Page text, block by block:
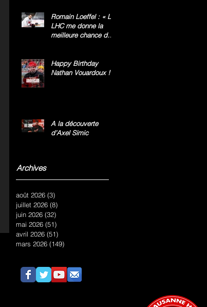
Romain Loeffel : « Le
LHC me donne la
meilleure chance de
Happy Birthday
Nathan Vouardoux !
A la découverte
d’Axel Simic
Archives
août 2026 (3)
juillet 2026 (8)
juin 2026 (32)
mai 2026 (51)
avril 2026 (51)
mars 2026 (149)